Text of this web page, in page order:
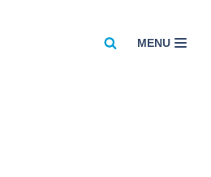
MENU